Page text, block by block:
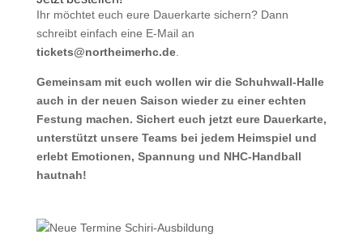
Ihr möchtet euch eure Dauerkarte sichern? Dann
schreibt einfach eine E-Mail an
tickets@northeimerhc.de.
Gemeinsam mit euch wollen wir die Schuhwall-Halle
auch in der neuen Saison wieder zu einer echten
Festung machen. Sichert euch jetzt eure Dauerkarte,
unterstützt unsere Teams bei jedem Heimspiel und
erlebt Emotionen, Spannung und NHC-Handball
hautnah!